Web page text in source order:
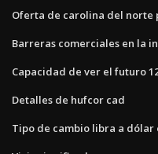
Oferta de carolina del norte
Barreras comerciales en la
Capacidad de ver el futuro
Detalles de hufcor cad
Tipo de cambio libra a